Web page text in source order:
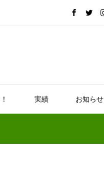
実績 お知らせ